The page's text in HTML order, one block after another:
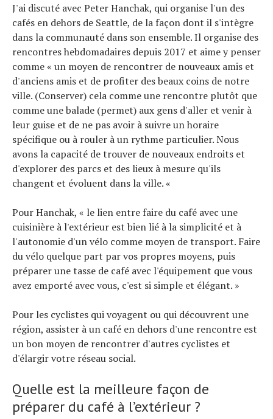
J'ai discuté avec Peter Hanchak, qui organise l'un des
cafés en dehors de Seattle, de la façon dont il s'intègre
dans la communauté dans son ensemble. Il organise des
rencontres hebdomadaires depuis 2017 et aime y penser
comme « un moyen de rencontrer de nouveaux amis et
d'anciens amis et de profiter des beaux coins de notre
ville. (Conserver) cela comme une rencontre plutôt que
comme une balade (permet) aux gens d'aller et venir à
leur guise et de ne pas avoir à suivre un horaire
spécifique ou à rouler à un rythme particulier. Nous
avons la capacité de trouver de nouveaux endroits et
d'explorer des parcs et des lieux à mesure qu'ils
changent et évoluent dans la ville. «
Pour Hanchak, « le lien entre faire du café avec une
cuisinière à l'extérieur est bien lié à la simplicité et à
l'autonomie d'un vélo comme moyen de transport. Faire
du vélo quelque part par vos propres moyens, puis
préparer une tasse de café avec l'équipement que vous
avez emporté avec vous, c'est si simple et élégant. »
Pour les cyclistes qui voyagent ou qui découvrent une
région, assister à un café en dehors d'une rencontre est
un bon moyen de rencontrer d'autres cyclistes et
d'élargir votre réseau social.
Quelle est la meilleure façon de
préparer du café à l’extérieur ?